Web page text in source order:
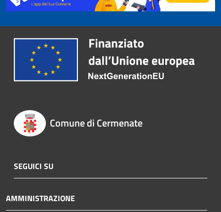
Comune di Cermenate
SEGUICI SU
AMMINISTRAZIONE